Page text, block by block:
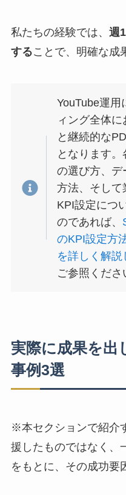
私たちの経験では、 週
することで、明確な成
YouTube運用
ィング全体
と継続的な
となります
の選び方、デ
方法、そして
KPI設定につ
のであれば、
のKPI設定方
を詳しく解
ご参照くださ
実際に成果を出
事例3選
※本セクションで紹介
援したものではなく、
をもとに、その成功要